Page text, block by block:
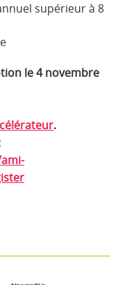
supérieur à 8
le 4 novembre
.